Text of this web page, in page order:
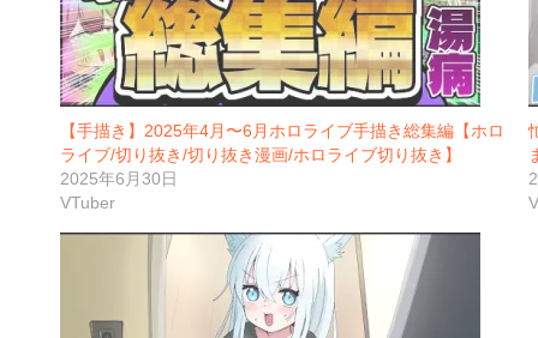
【手描き】2025年4月〜6月ホロライブ手描き総集編【ホロ
ライブ/切り抜き/切り抜き漫画/ホロライブ切り抜き】
2025年6月30日
VTuber